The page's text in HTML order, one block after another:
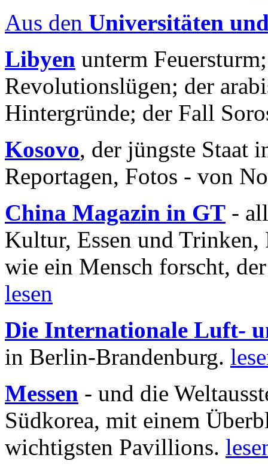
Aus den Universitäten
Libyen unterm
Revolutionslügen; der
Hintergründe; der Fall
Kosovo, der jüngste Staat
Reportagen, Fotos - von
China Magazin in GT -
Kultur, Essen und
wie ein Mensch forscht,
lesen
Die Internationale Luft-
in Berlin-Brandenburg.
Messen - und die
Südkorea, mit einem
wichtigsten Pavillions.